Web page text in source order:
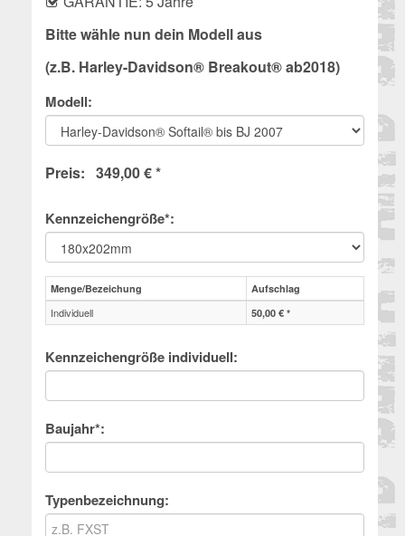
Bitte wähle nun dein Modell aus
(z.B. Harley-Davidson® Breakout® ab2018)
Modell:
Preis: 349,00 € *
Kennzeichengröße*:
Menge/Bezeichung Aufschlag
Individuell 50,00 € *
Kennzeichengröße individuell:
Baujahr*:
Typenbezeichnung: